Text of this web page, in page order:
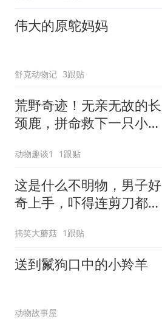
伟大的原鸵妈妈
舒克动物记 3跟贴
荒野奇迹！无亲无故的长
颈鹿，拼命救下一只小羚
动物趣谈1 1跟贴
这是什么不明物，男子好
奇上手，吓得连剪刀都不
搞笑大蘑菇 1跟贴
送到鬣狗口中的小羚羊
动物故事屋